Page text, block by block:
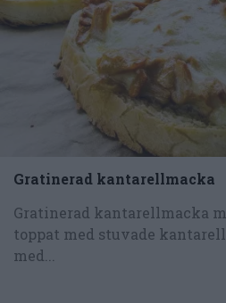
Gratinerad kantarellmacka
Gratinerad kantarellmacka
toppat med stuvade
med...